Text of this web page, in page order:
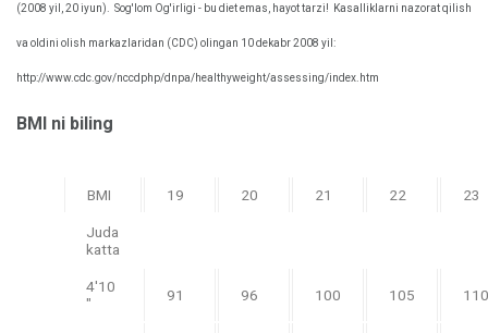
(2008 yil, 20 iyun). Sog'lom Og'irligi - bu diet emas, hayot tarzi! Kasalliklarni nazorat qilish
va oldini olish markazlaridan (CDC) olingan 10 dekabr 2008 yil:
http://www.cdc.gov/nccdphp/dnpa/healthyweight/assessing/index.htm
BMI ni biling
BMI 19 20 21 22 23
Juda
katta
4'10
"
91 96 100 105 110